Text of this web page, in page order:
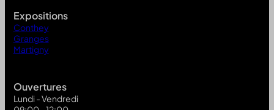
Expositions
Conthey
Granges
Martigny
Ouvertures
Lundi - Vendredi